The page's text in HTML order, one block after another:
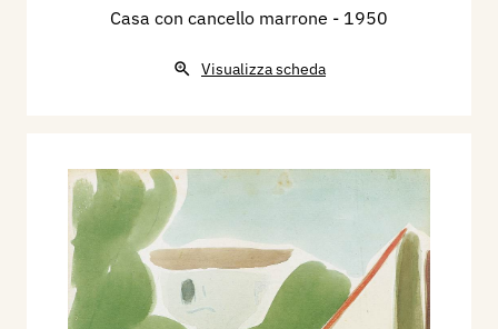
Casa con cancello marrone - 1950
Visualizza scheda